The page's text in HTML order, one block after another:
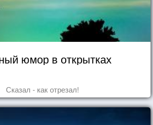
юмор в открытках
Сказал - как отрезал!